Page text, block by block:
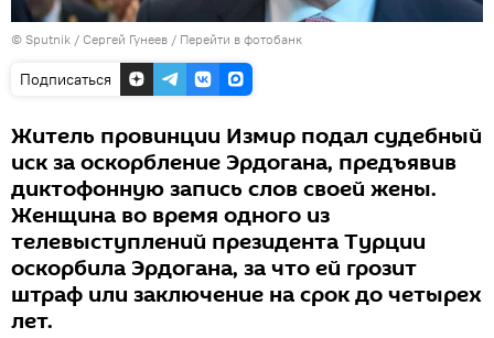
© Sputnik / Сергей Гунеев / Перейти в фотобанк
Подписаться
Житель провинции Измир подал судебный
иск за оскорбление Эрдогана, предъявив
диктофонную запись слов своей жены.
Женщина во время одного из
телевыступлений президента Турции
оскорбила Эрдогана, за что ей грозит
штраф или заключение на срок до четырех
лет.